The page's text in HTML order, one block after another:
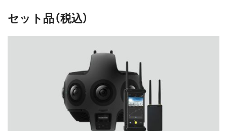
セット品（税込）